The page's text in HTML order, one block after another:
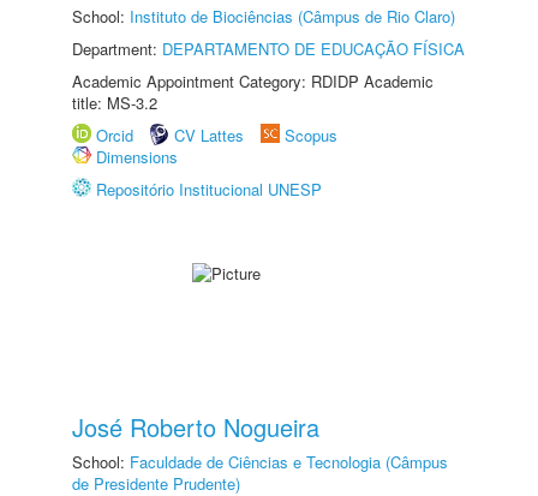
School: Instituto de Biociências (Câmpus de Rio Claro)
Department: DEPARTAMENTO DE EDUCAÇÃO FÍSICA
Academic Appointment Category: RDIDP Academic
title: MS-3.2
Orcid
CV Lattes
Scopus
Dimensions
Repositório Institucional UNESP
José Roberto Nogueira
School: Faculdade de Ciências e Tecnologia (Câmpus
de Presidente Prudente)